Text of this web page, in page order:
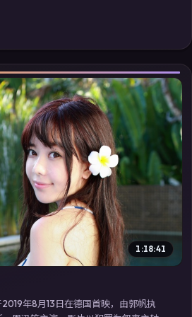
▶
1:18:41
年8月13日在德国首映，由郭帆执